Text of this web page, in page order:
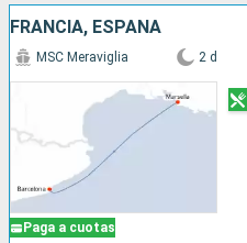
FRANCIA, ESPAÑA
Paga a cuotas
MSC Meraviglia 2 d